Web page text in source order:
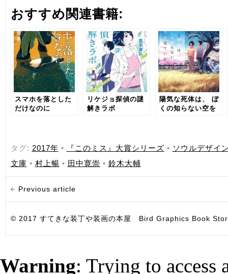
おすすめ関連書籍:
スマホを落とした
だけなのに
リケジョ探偵の謎
解きラボ
陽気な死体は、 ぼ
くの知らない空を
タグ: 2017年 • 『このミス』大賞シリーズ • ソウルデザイ
文庫 • 村上暢 • 田中寛崇 • 鈴木大輔
Previous article
© 2017 すてきな装丁や装画の本屋 Bird Graphics Book
Warning: Trying to access